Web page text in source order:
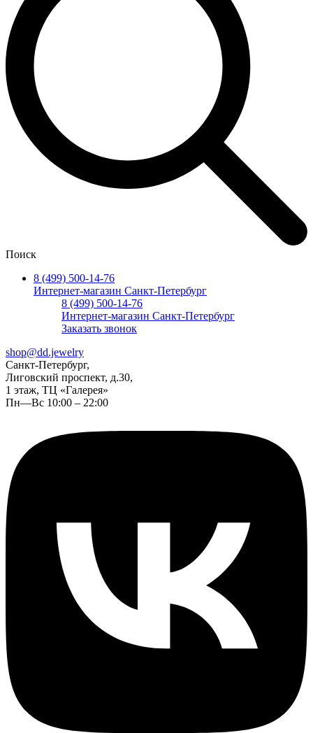
Поиск
8 (499) 500-14-76
Интернет-магазин Санкт-Петербург
8 (499) 500-14-76
Интернет-магазин Санкт-Петербург
Заказать звонок
shop@dd.jewelry
Санкт-Петербург,
Лиговский проспект, д.30,
1 этаж, ТЦ «Галерея»
Пн—Вс 10:00 – 22:00